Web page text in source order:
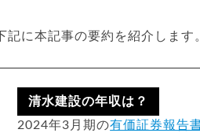
下記に本記事の要約を紹介しま
清水建設の年収は？
2024年3月期の有価証券報告